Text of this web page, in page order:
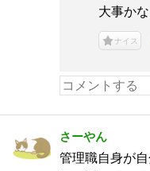
大事か
ナイス
さーやん
管理職自身が